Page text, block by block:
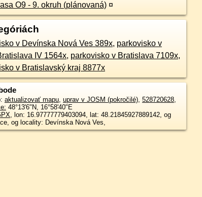
O9 - 9. okruh (plánovaná) ¤
v Devínska Nová Ves 389x, parkovisko v
IV 1564x, parkovisko v Bratislava 7109x,
v Bratislavský kraj 8877x
aktualizovať mapu, uprav v JOSM (pokročilé), 528720628,
48°13'6"N, 16°58'40"E
, lon: 16.97777779403094, lat: 48.21845927889142, og
og locality: Devínska Nová Ves,